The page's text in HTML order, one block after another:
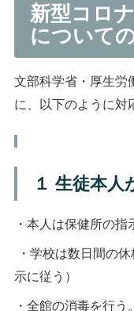
新型コロ
について
文部科学省・厚生労
に、以下のように対
１ 生徒本人
・本人は保健所の指
・学校は数日間の
示に従う）
・全館の消毒を行う。